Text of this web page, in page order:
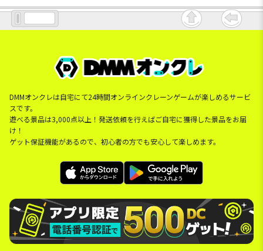
DMMオンクレは自宅にて24時間オンラインクレーンゲームが楽しめるサービ
スです。
遊べる景品は3,000点以上！発送依頼を行えばご自宅に獲得した景品をお届
け！
ゲット保証機能があるので、初心者の方でも安心して楽しめます。